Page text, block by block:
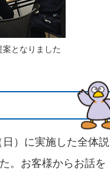
となりました
）に実施した全体説
。お客様からお話を